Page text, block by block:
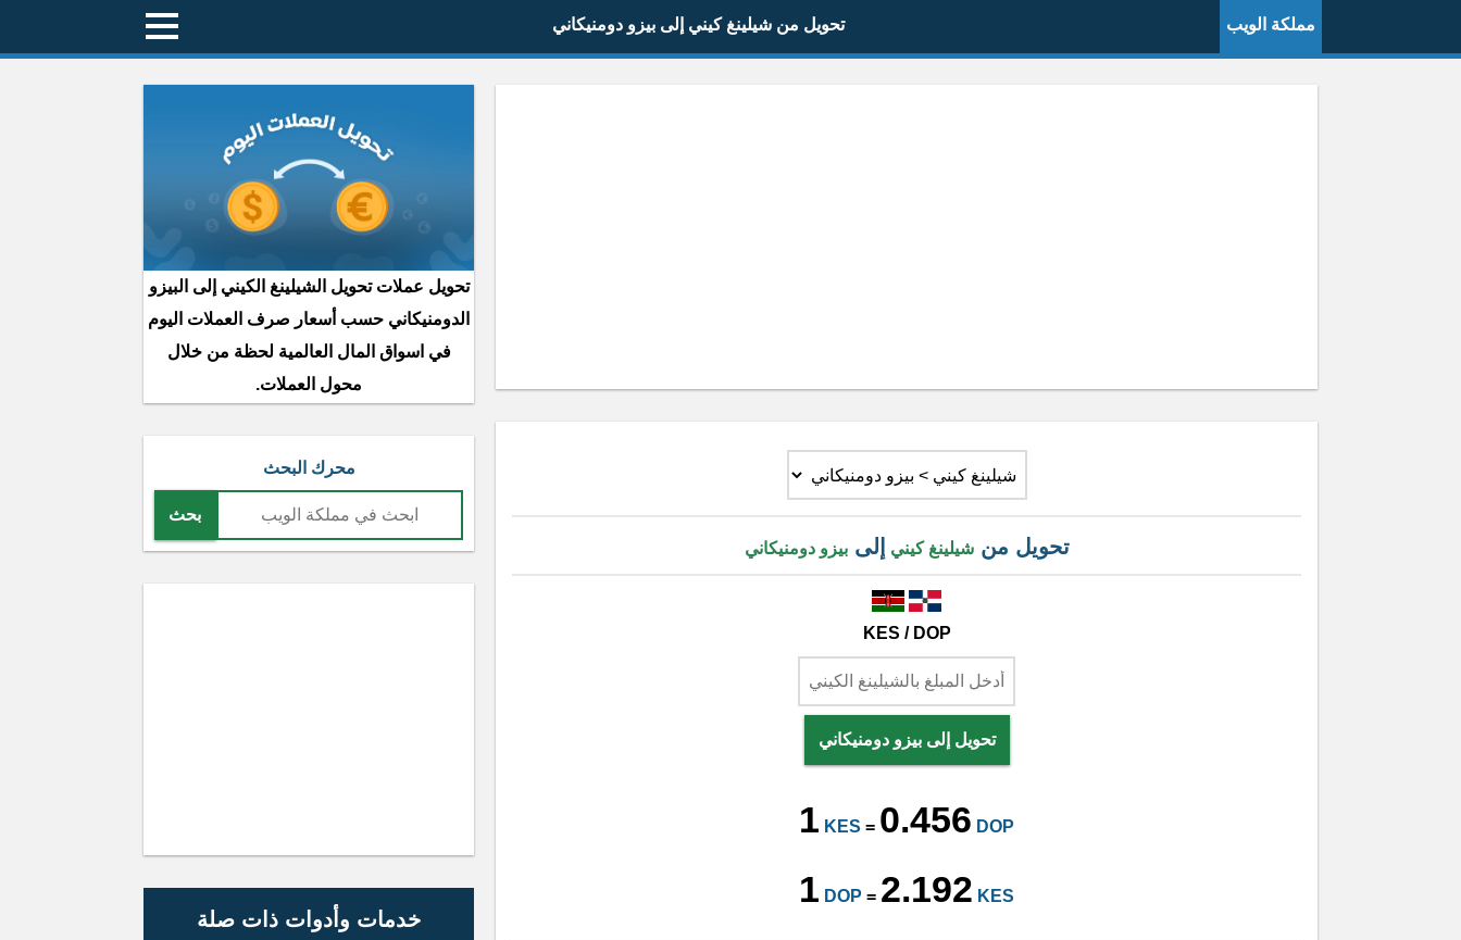
مملكة الويب تحويل من شيلينغ كيني إلى بيزو دومنيكاني
تحويل منشيلينغ كيني إلىبيزو دومنيكاني
KES / DOP
تحويل إلى بيزو دومنيكاني
1 KES = 0.456 DOP
1 DOP = 2.192 KES
تحويل عملات تحويل الشيلينغ الكيني إلى البيزو
الدومنيكاني حسب أسعار صرف العملات اليوم
في اسواق المال العالمية لحظة من خلال
محول العملات.
محرك البحث
بحث
خدمات وأدوات ذات صلة